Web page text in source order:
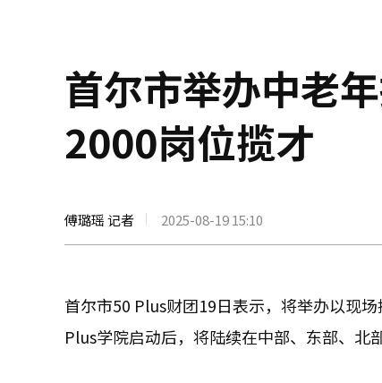
首尔市举办中老
2000岗位揽才
傅璐瑶 记者 2025-08-19 15:10
首尔市50 Plus财团19日表示，将举办以现
Plus学院启动后，将陆续在中部、东部、北